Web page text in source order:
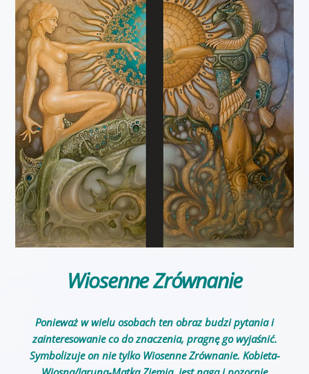
Wiosenne Zrównanie
Ponieważ w wielu osobach ten obraz budzi pytania i
zainteresowanie co do znaczenia, pragnę go wyjaśnić.
Symbolizuje on nie tylko Wiosenne Zrównanie. Kobieta-